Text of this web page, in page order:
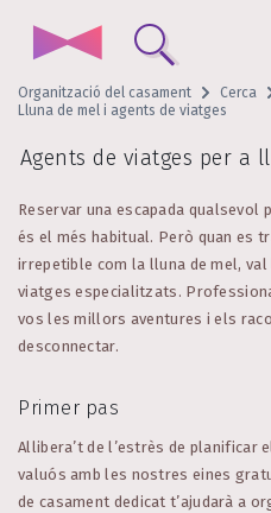
Organització del casament Cerca
Lluna de mel i agents de viatges
Agents de viatges per a
Reservar una escapada
és el més habitual. Però quan es
irrepetible com la lluna de mel,
viatges especialitzats.
vos les millors aventures i els
desconnectar.
Primer pas
Allibera’t de l’estrès de planificar
valuós amb les nostres eines
de casament dedicat t’ajudarà a